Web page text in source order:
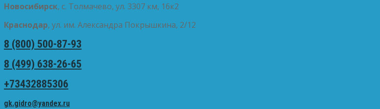
Новосибирск, с. Толмачево, ул. 3307 км, 16к2
Краснодар, ул. им. Александра Покрышкина, 2/12
8 (800) 500-87-93
8 (499) 638-26-65
+73432885306
gk.gidro@yandex.ru